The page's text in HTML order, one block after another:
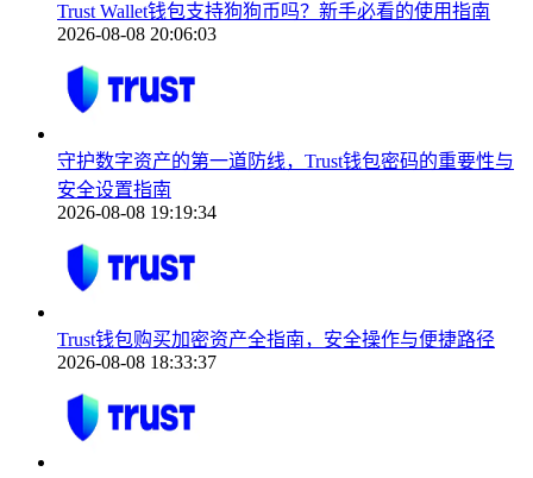
Trust Wallet钱包支持狗狗币吗？新手必看的使用指南
2026-08-08 20:06:03
守护数字资产的第一道防线，Trust钱包密码的重要性与
安全设置指南
2026-08-08 19:19:34
Trust钱包购买加密资产全指南，安全操作与便捷路径
2026-08-08 18:33:37